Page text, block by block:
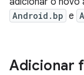
Android.bp e
Adicionar